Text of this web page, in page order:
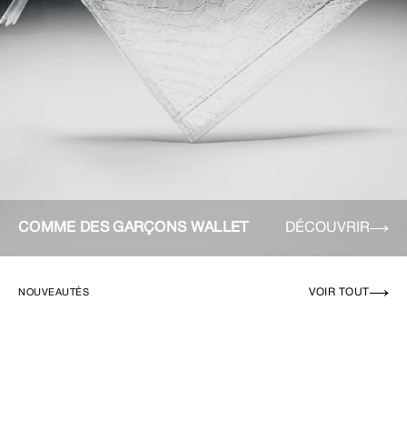
COMME DES GARÇONS WALLET DÉCOUVRIR
NOUVEAUTÉS VOIR TOUT